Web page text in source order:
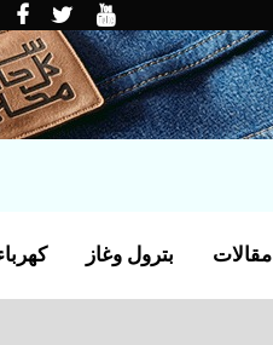
بترول وغاز مقالات